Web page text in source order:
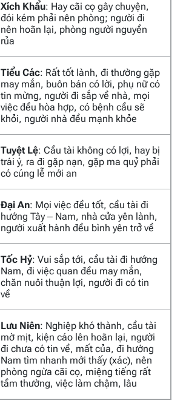
Xích Khẩu: Hay cãi cọ gây chuyện,
đói kém phải nên phòng; người đi
nên hoãn lại, phòng người nguyền
rủa
Tiểu Các: Rất tốt lành, đi thường gặp
may mắn, buôn bán có lời, phụ nữ có
tin mừng, người đi sắp về nhà, mọi
việc đều hòa hợp, có bệnh cầu sẽ
khỏi, người nhà đều mạnh khỏe
Tuyệt Lệ: Cầu tài không có lợi, hay bị
trái ý, ra đi gặp nạn, gặp ma quỷ phải
có cúng lễ mới an
Đại An: Mọi việc đều tốt, cầu tài đi
hướng Tây – Nam, nhà cửa yên lành,
người xuất hành đều bình yên trở về
Tốc Hỷ: Vui sắp tới, cầu tài đi hướng
Nam, đi việc quan đều may mắn,
chăn nuôi thuận lợi, người đi có tin
về
Lưu Niên: Nghiệp khó thành, cầu tài
mờ mịt, kiện cáo lên hoãn lại, người
đi chưa có tin về, mất của, đi hướng
Nam tìm nhanh mới thấy (xác), nên
phòng ngừa cãi cọ, miệng tiếng rất
tầm thường, việc làm chậm, lâu